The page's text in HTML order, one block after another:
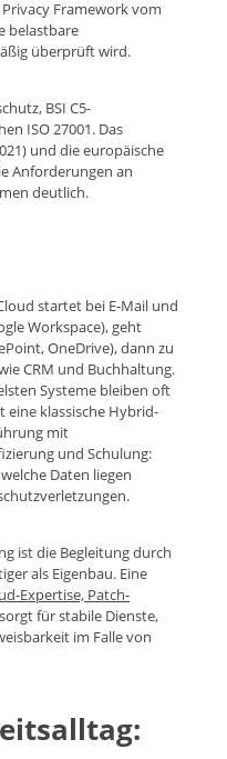
Framework vom
belastbare
überprüft wird.
BSI C5-
ISO 27001. Das
und die europäische
Anforderungen an
deutlich.
startet bei E-Mail und
Workspace), geht
OneDrive), dann zu
CRM und Buchhaltung.
Systeme bleiben oft
eine klassische Hybrid-
mit
und Schulung:
Daten liegen
ist die Begleitung durch
als Eigenbau. Eine
Expertise, Patch-
sorgt für stabile Dienste,
im Falle von